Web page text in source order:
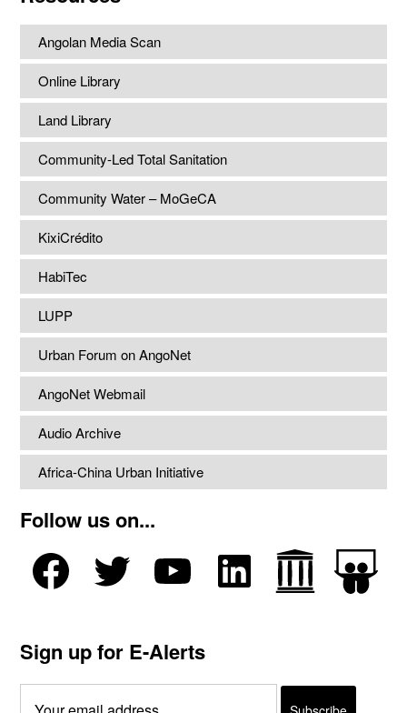
Angolan Media Scan
Online Library
Land Library
Community-Led Total Sanitation
Community Water – MoGeCA
KixiCrédito
HabiTec
LUPP
Urban Forum on AngoNet
AngoNet Webmail
Audio Archive
Africa-China Urban Initiative
Follow us on...
Sign up for E-Alerts